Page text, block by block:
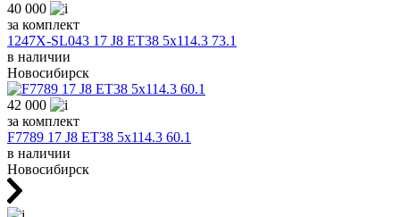
40 000
за комплект
1247X-SL043 17 J8 ET38 5x114.3 73.1
в наличии
Новосибирск
42 000
за комплект
F7789 17 J8 ET38 5x114.3 60.1
в наличии
Новосибирск